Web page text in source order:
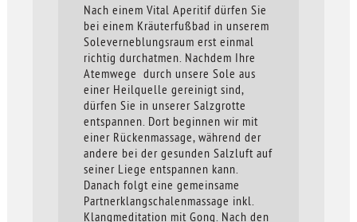
Nach einem Vital Aperitif dürfen Sie
bei einem Kräuterfußbad in unserem
Soleverneblungsraum erst einmal
richtig durchatmen. Nachdem Ihre
Atemwege durch unsere Sole aus
einer Heilquelle gereinigt sind,
dürfen Sie in unserer Salzgrotte
entspannen. Dort beginnen wir mit
einer Rückenmassage, während der
andere bei der gesunden Salzluft auf
seiner Liege entspannen kann.
Danach folgt eine gemeinsame
Partnerklangschalenmassage inkl.
Klangmeditation mit Gong. Nach den